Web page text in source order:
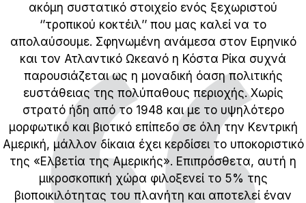
ακόμη συστατικό στοιχείο ενός ξεχωριστού
‘’τροπικού κοκτέιλ’’ που μας καλεί να το
απολαύσουμε. Σφηνωμένη ανάμεσα στον Ειρηνικό
και τον Ατλαντικό Ωκεανό η Κόστα Ρίκα συχνά
παρουσιάζεται ως η μοναδική όαση πολιτικής
ευστάθειας της πολύπαθους περιοχής. Χωρίς
στρατό ήδη από το 1948 και με το υψηλότερο
μορφωτικό και βιοτικό επίπεδο σε όλη την Κεντρική
Αμερική, μάλλον δίκαια έχει κερδίσει το υποκοριστικό
της «Ελβετία της Αμερικής». Επιπρόσθετα, αυτή η
μικροσκοπική χώρα φιλοξενεί το 5% της
βιοποικιλότητας του πλανήτη και αποτελεί έναν